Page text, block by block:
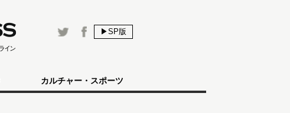
▶SP版
カルチャー・スポーツ